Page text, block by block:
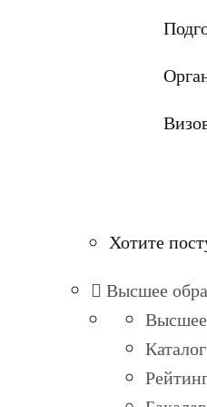
Хотите
Высшее
Высшее